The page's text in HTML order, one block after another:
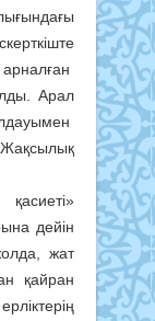
Арал
дейін
жат
қайран